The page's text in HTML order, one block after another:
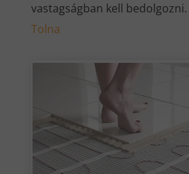
vastagságban kell bedolgozni.
Tolna